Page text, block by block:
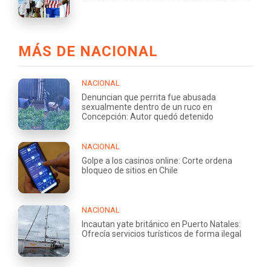
MÁS DE NACIONAL
NACIONAL
Denuncian que perrita fue abusada
sexualmente dentro de un ruco en
Concepción: Autor quedó detenido
NACIONAL
Golpe a los casinos online: Corte ordena
bloqueo de sitios en Chile
NACIONAL
Incautan yate británico en Puerto Natales:
Ofrecía servicios turísticos de forma ilegal